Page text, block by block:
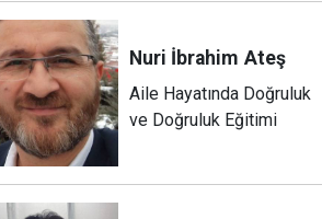
Nuri İbrahim Ateş
Aile Hayatında Doğruluk
ve Doğruluk Eğitimi